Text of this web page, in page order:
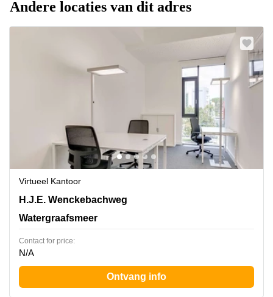
Andere locaties van dit adres
Virtueel Kantoor
H.J.E. Wenckebachweg 252, Watergraafsmeer
H.J.E. Wenckebachweg
Watergraafsmeer
Contact for price:
N/A
Ontvang info